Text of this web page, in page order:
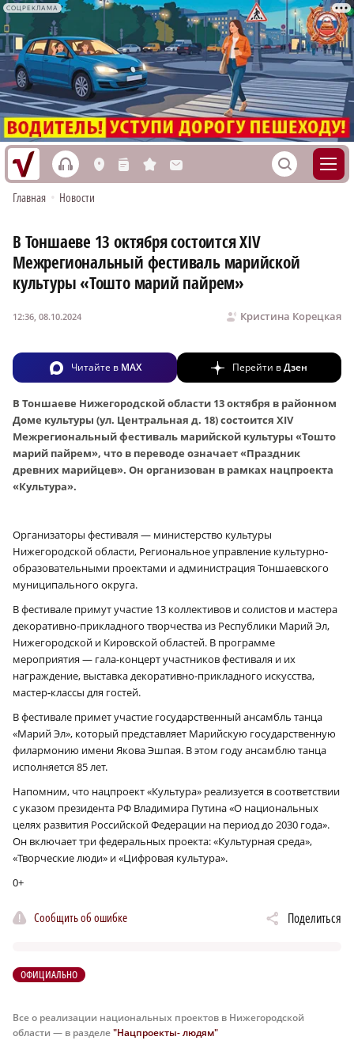
СОЦРЕКЛАМА
h L n s M S
Главная • Новости
В Тоншаеве 13 октября состоится XIV
Межрегиональный фестиваль марийской
культуры «Тошто марий пайрем»
Кристина Корецкая
12:36, 08.10.2024
Читайте в MAX Перейти вДзен
В Тоншаеве Нижегородской области 13 октября в районном
Доме культуры (ул. Центральная д. 18) состоится XIV
Межрегиональный фестиваль марийской культуры «Тошто
марий пайрем», что в переводе означает «Праздник
древних марийцев». Он организован в рамках нацпроекта
«Культура».
Организаторы фестиваля — министерство культуры
Нижегородской области, Региональное управление культурно-
образовательными проектами и администрация Тоншаевского
муниципального округа.
В фестивале примут участие 13 коллективов и солистов и мастера
декоративно-прикладного творчества из Республики Марий Эл,
Нижегородской и Кировской областей. В программе
мероприятия — гала-концерт участников фестиваля и их
награждение, выставка декоративно-прикладного искусства,
мастер-классы для гостей.
В фестивале примет участие государственный ансамбль танца
«Марий Эл», который представляет Марийскую государственную
филармонию имени Якова Эшпая. В этом году ансамблю танца
исполняется 85 лет.
Напомним, что нацпроект «Культура» реализуется в соответствии
с указом президента РФ Владимира Путина «О национальных
целях развития Российской Федерации на период до 2030 года».
Он включает три федеральных проекта: «Культурная среда»,
«Творческие люди» и «Цифровая культура».
0+
Сообщить об ошибке Поделиться
ОФИЦИАЛЬНО
Все о реализации национальных проектов в Нижегородской
области — в разделе"Нацпроекты- людям"